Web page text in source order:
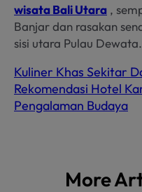
wisata Bali Utara ,
Banjar dan rasakan
sisi utara Pulau Dewata.
Kuliner Khas Sekitar
Rekomendasi Hotel
Pengalaman Budaya
More